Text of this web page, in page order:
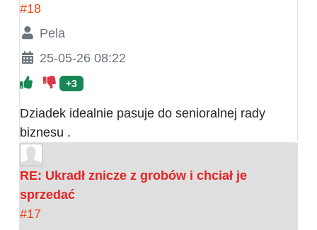
#18
Pela
25-05-26 08:22
+3
Dziadek idealnie pasuje do senioralnej rady
biznesu .
RE: Ukradł znicze z grobów i chciał je
sprzedać
#17